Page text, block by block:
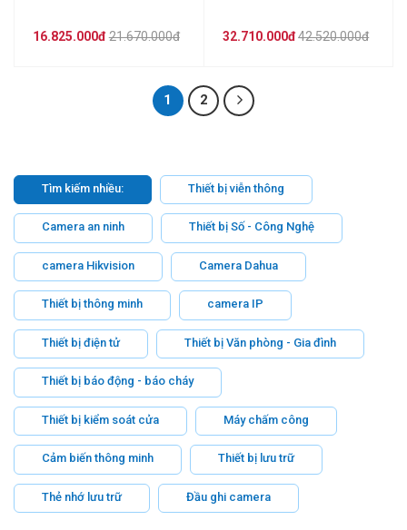
21.670.000đ
16.825.000đ 42.520.000đ
32.710.000đ
1 2
Tìm kiếm nhiều: Thiết bị viễn thông
Camera an ninh Thiết bị Số - Công Nghệ
camera Hikvision Camera Dahua
Thiết bị thông minh camera IP
Thiết bị điện tử Thiết bị Văn phòng - Gia đình
Thiết bị báo động - báo cháy
Thiết bị kiểm soát cửa Máy chấm công
Cảm biến thông minh Thiết bị lưu trữ
Thẻ nhớ lưu trữ Đầu ghi camera